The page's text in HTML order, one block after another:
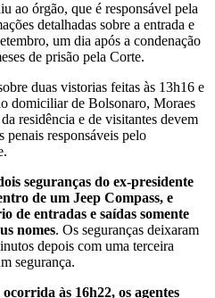
ao órgão, que é responsável pela
detalhadas sobre a entrada e
um dia após a condenação
de prisão pela Corte.
duas vistorias feitas às 13h16 e
domiciliar de Bolsonaro, Moraes
residência e de visitantes devem
penais responsáveis pelo
seguranças do ex-presidente
de um Jeep Compass, e
de entradas e saídas somente
nomes. Os seguranças deixaram
depois com uma terceira
segurança.
às 16h22, os agentes